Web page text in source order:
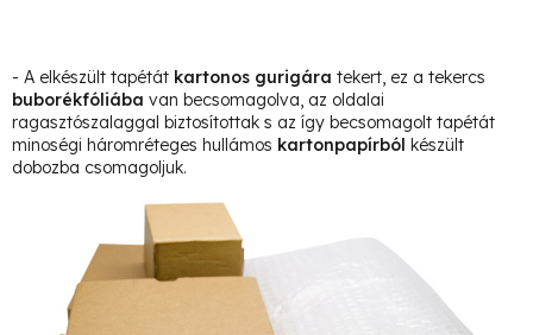
- A elkészült tapétát kartonos gurigára tekert, ez a tekercs
buborékfóliába van becsomagolva, az oldalai
ragasztószalaggal biztosítottak s az így becsomagolt tapétát
minoségi háromréteges hullámos kartonpapírból készült
dobozba csomagoljuk.